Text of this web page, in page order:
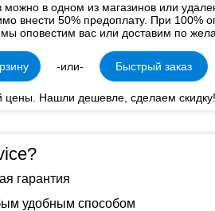
можно в одном из магазинов или
внести 50% предоплату. При 100%
мы оповестим вас или доставим по
-или- Быстрый заказ
цены. Нашли дешевле, сделаем скидку!
гарантия
удобным способом